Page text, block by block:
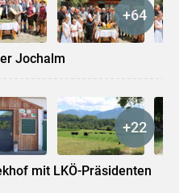
Jochalm
mit LKÖ-Präsidenten